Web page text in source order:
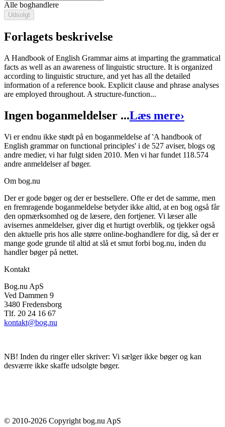
A handbook of English grammar on functional principles
Forfatter:Bent Preisler
Sider:
ISBN:9788772886558
Forlag:Aarhus Universitetsforlag
Alle boghandlere
Udsolgt
Forlagets beskrivelse
A Handbook of English Grammar aims at imparting the grammatical
facts as well as an awareness of linguistic structure. It is organized
according to linguistic structure, and yet has all the detailed
information of a reference book. Explicit clause and phrase analyses
are employed throughout. A structure-function...
Ingen boganmeldelser ...Læs mere›
Vi er endnu ikke stødt på en boganmeldelse af 'A handbook of
English grammar on functional principles' i de 527 aviser, blogs og
andre medier, vi har fulgt siden 2010. Men vi har fundet 118.574
andre anmeldelser af bøger.
Om bog.nu
Der er gode bøger og der er bestsellere. Ofte er det de samme, men
en fremragende boganmeldelse betyder ikke altid, at en bog også får
den opmærksomhed og de læsere, den fortjener. Vi læser alle
avisernes anmeldelser, giver dig et hurtigt overblik, og tjekker også
den aktuelle pris hos alle større online-boghandlere for dig, så der er
mange gode grunde til altid at slå et smut forbi bog.nu, inden du
handler bøger på nettet.
Kontakt
Bog.nu ApS
Ved Dammen 9
3480 Fredensborg
Tlf. 20 24 16 67
kontakt@bog.nu
NB! Inden du ringer eller skriver: Vi sælger ikke bøger og kan
desværre ikke skaffe udsolgte bøger.
© 2010-2026 Copyright bog.nu ApS